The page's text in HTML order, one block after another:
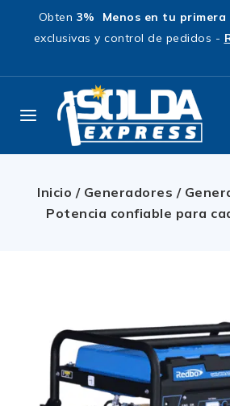
Obten 3% Menos en tu primera
exclusivas y control de pedidos -
Inicio / Generadores /
Potencia confiable para